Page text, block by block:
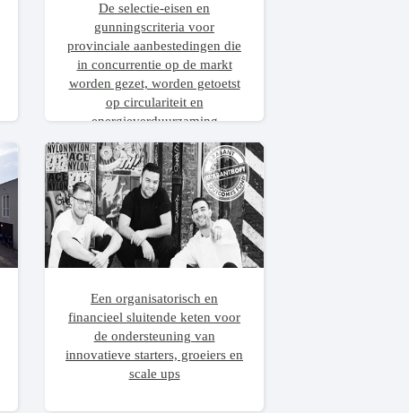
De selectie-eisen en
gunningscriteria voor
provinciale aanbestedingen die
in concurrentie op de markt
worden gezet, worden getoetst
op circulariteit en
energieverduurzaming
Een organisatorisch en
financieel sluitende keten voor
de ondersteuning van
innovatieve starters, groeiers en
scale ups